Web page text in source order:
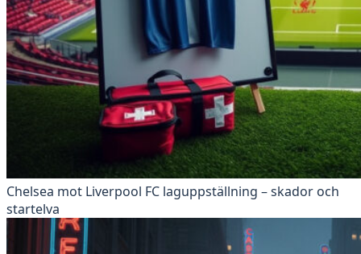
Chelsea mot Liverpool FC laguppställning – skador och
startelva